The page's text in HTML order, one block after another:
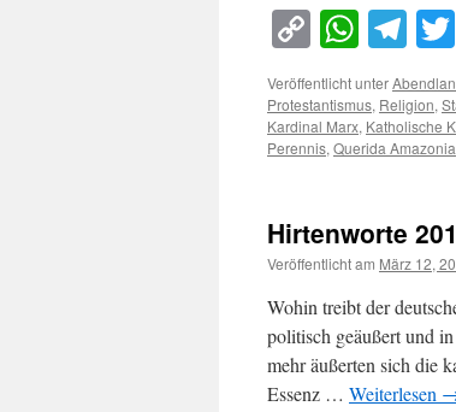
Copy
Link
Veröffentlicht unter
Protestantismus, Religion,
Kardinal Marx, Katholische
Perennis,Querida Amazonia
Hirtenworte
Veröffentlicht am März 12,
Wohin treibt der
politisch geäußert und
mehr äußerten sich die
Essenz … Weiterlesen